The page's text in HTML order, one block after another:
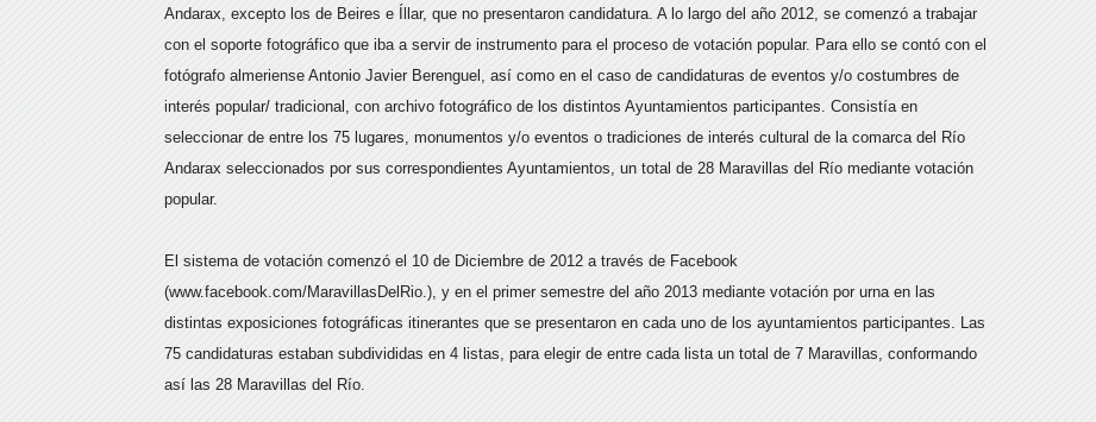
Andarax, excepto los de Beires e Íllar, que no presentaron candidatura. A lo largo del año 2012, se comenzó a trabajar
con el soporte fotográfico que iba a servir de instrumento para el proceso de votación popular. Para ello se contó con el
fotógrafo almeriense Antonio Javier Berenguel, así como en el caso de candidaturas de eventos y/o costumbres de
interés popular/ tradicional, con archivo fotográfico de los distintos Ayuntamientos participantes. Consistía en
seleccionar de entre los 75 lugares, monumentos y/o eventos o tradiciones de interés cultural de la comarca del Río
Andarax seleccionados por sus correspondientes Ayuntamientos, un total de 28 Maravillas del Río mediante votación
popular.
El sistema de votación comenzó el 10 de Diciembre de 2012 a través de Facebook
(www.facebook.com/MaravillasDelRio.), y en el primer semestre del año 2013 mediante votación por urna en las
distintas exposiciones fotográficas itinerantes que se presentaron en cada uno de los ayuntamientos participantes. Las
75 candidaturas estaban subdivididas en 4 listas, para elegir de entre cada lista un total de 7 Maravillas, conformando
así las 28 Maravillas del Río.